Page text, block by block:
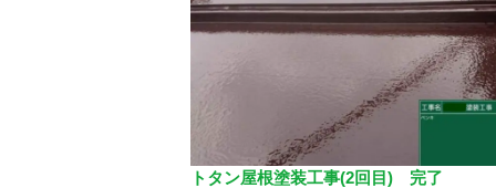
トタン屋根塗装工事(2回目) 完了